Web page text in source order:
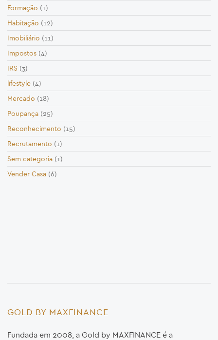
Formação (1)
Habitação (12)
Imobiliário (11)
Impostos (4)
IRS (3)
lifestyle (4)
Mercado (18)
Poupança (25)
Reconhecimento (15)
Recrutamento (1)
Sem categoria (1)
Vender Casa (6)
GOLD BY MAXFINANCE
Fundada em 2008, a Gold by MAXFINANCE é a